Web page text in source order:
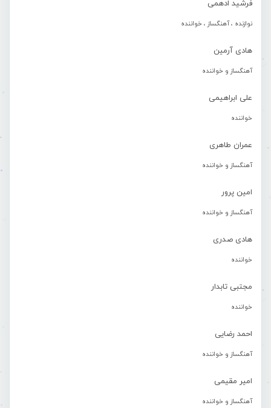
فرشید ادهمی
نوازنده ، آهنگساز ، خواننده
هادی آرمین
آهنگساز و خواننده
علی ابراهیمی
خواننده
عمران طاهری
آهنگساز و خواننده
امین پرور
آهنگساز و خواننده
هادی صدری
خواننده
مجتبی تابدار
خواننده
احمد رضایی
آهنگساز و خواننده
امیر مقیمی
آهنگساز و خواننده